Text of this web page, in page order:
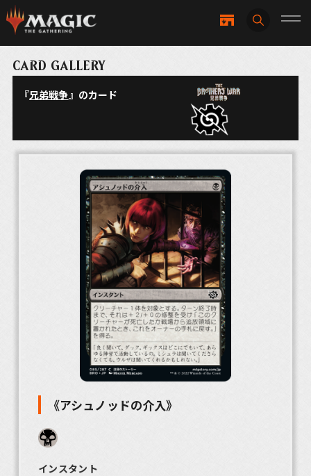
CARD GALLERY
『兄弟戦争』のカード
《アシュノッドの介入》
インスタント